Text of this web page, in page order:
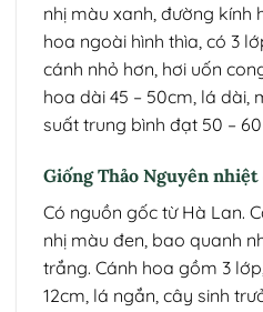
nhị màu xanh, đường kính
hoa ngoài hình thìa, có 3
cánh nhỏ hơn, hơi uốn
hoa dài 45 – 50cm, lá dài,
suất trung bình đạt 50 –
Giống Thảo Nguyên nhiệt
Có nguồn gốc từ Hà Lan.
nhị màu đen, bao quanh
trắng. Cánh hoa gồm 3
12cm, lá ngắn, cây sinh